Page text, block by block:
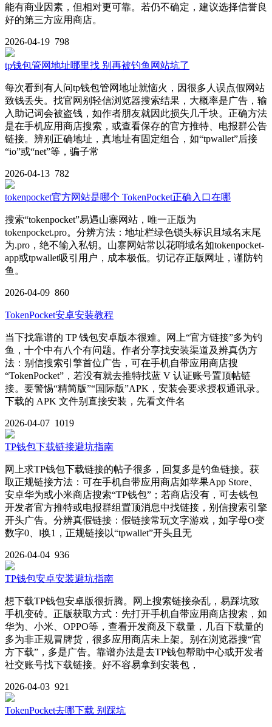
能有商业因素，但相对更可靠。若仍不确定，建议选择信誉良
好的第三方应用商店。
2026-04-19 798
tp钱包管网地址哪里找 别再被钓鱼网站坑了
每次看到有人问tp钱包管网地址就恼火，因很多人误点假网站
致钱丢失。找官网别轻信浏览器搜索结果，大概率是广告，输
入助记词会被盗钱，如作者朋友就因此损失几千块。正确方法
是在手机应用商店搜索，或查看保存的官方推特、电报群公告
链接。辨别正确地址，真地址有固定组合，如“tpwallet”后接
“io”或“net”等，骗子常
2026-04-13 782
tokenpocket官方网站是哪个 TokenPocket正确入口在哪
搜索“tokenpocket”易遇山寨网站，唯一正版为
tokenpocket.pro。分辨方法：地址栏绿色锁头标识且域名末尾
为.pro，绝不输入私钥。山寨网站常以花哨域名如tokenpocket-
app或tpwallet吸引用户，成本极低。切记存正版网址，谨防钓
鱼。
2026-04-09 860
TokenPocket安卓安装教程
当下找靠谱的 TP 钱包安卓版本很难。网上“官方链接”多为钓
鱼，十个中有八个有问题。作者分享找安装渠道及辨真伪方
法：别信搜索引擎首位广告，可在手机自带应用商店搜
“TokenPocket”，若没有就去推特找蓝 V 认证账号置顶帖链
接。要警惕“精简版”“国际版”APK，安装会要求授权通讯录。
下载的 APK 文件别直接安装，先看文件名
2026-04-07 1019
TP钱包下载链接避坑指南
网上求TP钱包下载链接的帖子很多，回复多是钓鱼链接。获
取正规链接方法：可在手机自带应用商店如苹果App Store、
安卓华为或小米商店搜索“TP钱包”；若商店没有，可去钱包
开发者官方推特或电报群组置顶消息中找链接，别信搜索引擎
开头广告。分辨真假链接：假链接常玩文字游戏，如字母O变
数字0、l换1，正规链接以“tpwallet”开头且无
2026-04-04 936
TP钱包安卓安装避坑指南
想下载TP钱包安卓版很折腾。网上搜索链接杂乱，易踩坑致
手机变砖。正版获取方式：先打开手机自带应用商店搜索，如
华为、小米、OPPO等，查看开发商及下载量，几百下载量的
多为非正规冒牌货，很多应用商店未上架。别在浏览器搜“官
方下载”，多是广告。靠谱办法是去TP钱包帮助中心或开发者
社交账号找下载链接。好不容易拿到安装包，
2026-04-03 921
TokenPocket去哪下载 别踩坑